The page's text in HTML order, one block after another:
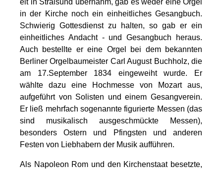
in der Kirche noch ein einheitliches Gesangbuch.
Schwierig Gottesdienst zu halten, so gab er ein
einheitliches Andacht - und Gesangbuch heraus.
Auch bestellte er eine Orgel bei dem bekannten
Berliner Orgelbaumeister Carl August Buchholz, die
am 17.September 1834 eingeweiht wurde. Er
wählte dazu eine Hochmesse von Mozart aus,
aufgeführt von Solisten und einem Gesangverein.
Er ließ mehrfach sogenannte figurierte Messen (das
sind musikalisch ausgeschmückte Messen),
besonders Ostern und Pfingsten und anderen
Festen von Liebhabern der Musik aufführen.
Als Napoleon Rom und den Kirchenstaat besetzte,